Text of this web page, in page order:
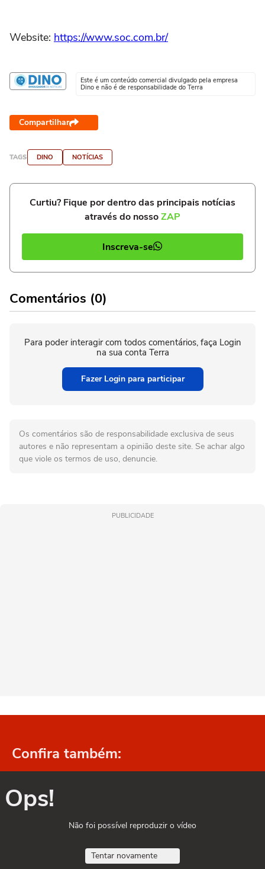
Website: https://www.soc.com.br/
Este é um conteúdo comercial divulgado pela empresa
Dino e não é de responsabilidade do Terra
Compartilhar
TAGS DINO NOTÍCIAS
Curtiu? Fique por dentro das principais notícias
através do nossoZAP
Inscreva-se
Comentários (0)
Para poder interagir com todos comentários, faça Login
na sua conta Terra
Fazer Login para participar
Os comentários são de responsabilidade exclusiva de seus
autores e não representam a opinião deste site. Se achar algo
que viole os termos de uso, denuncie.
PUBLICIDADE
Confira também:
Ops!
Não foi possível reproduzir o vídeo
Tentar novamente